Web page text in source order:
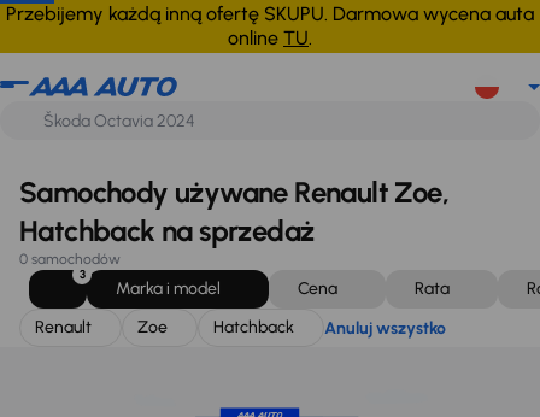
Przebijemy każdą inną ofertę SKUPU. Darmowa wycena auta
online TU.
Renault Zoe Hatchback Anuluj wszystko
Samochody używane Renault Zoe,
Hatchback na sprzedaż
0 samochodów
3
Marka i model Cena Rata
Renault
Zoe Hatchback Anuluj wszystko